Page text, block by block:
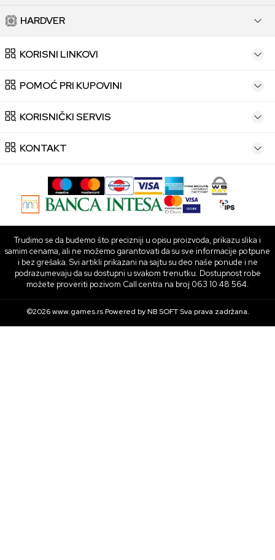
HARDVER
KORISNI LINKOVI
POMOĆ PRI KUPOVINI
KORISNIČKI SERVIS
KONTAKT
Trudimo se da budemo što precizniji u opisu proizvoda, prikazu slika i
samim cenama, ali ne možemo garantovati da su sve informacije potpune
i bez grešaka. Svi artikli prikazani na sajtu su deo naše ponude i ne
podrazumevaju da su dostupni u svakom trenutku. Dostupnost robe
možete proveriti pozivom Call centra na broj 063 10 48 564.
©2026www.games.rs Powered byNB SOFTSva prava zadržana.